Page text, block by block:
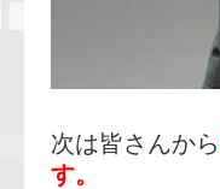
次は皆さんから
す。